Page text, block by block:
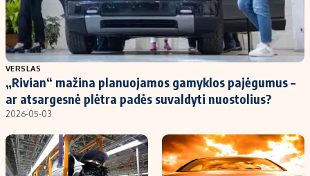
VERSLAS
„Rivian“ mažina planuojamos gamyklos pajėgumus –
ar atsargesnė plėtra padės suvaldyti nuostolius?
2026-05-03